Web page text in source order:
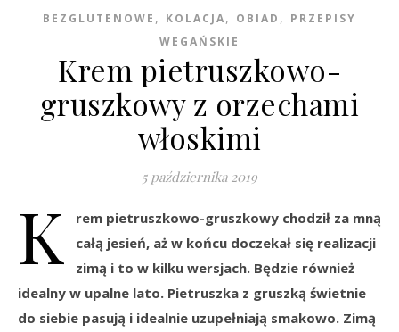
BEZGLUTENOWE , KOLACJA, OBIAD , PRZEPISY
WEGAŃSKIE
Krem pietruszkowo-
gruszkowy z orzechami
włoskimi
5 października 2019
K
rem pietruszkowo-gruszkowy chodził za mną
całą jesień, aż w końcu doczekał się realizacji
zimą i to w kilku wersjach. Będzie również
idealny w upalne lato. Pietruszka z gruszką świetnie
do siebie pasują i idealnie uzupełniają smakowo. Zimą